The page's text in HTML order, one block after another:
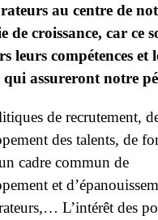
au centre de
de croissance, car ce
leurs compétences et
qui assureront notre
de recrutement,
des talents, de
cadre commun de
et
L’intérêt des